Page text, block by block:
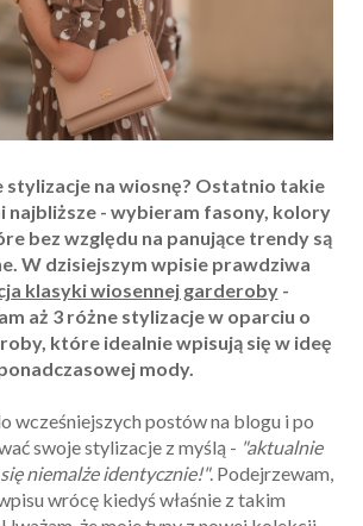
stylizacje na wiosnę? Ostatnio takie
najbliższe - wybieram fasony, kolory
bez względu na panujące trendy są
W dzisiejszym wpisie prawdziwa
klasyki wiosennej garderoby-
aż 3 różne stylizacje w oparciu o
które idealnie wpisują się w ideę
mody.
wcześniejszych postów na blogu i po
swoje stylizacje z myślą - "aktualnie
niemalże identycznie!". Podejrzewam,
wrócę kiedyś właśnie z takim